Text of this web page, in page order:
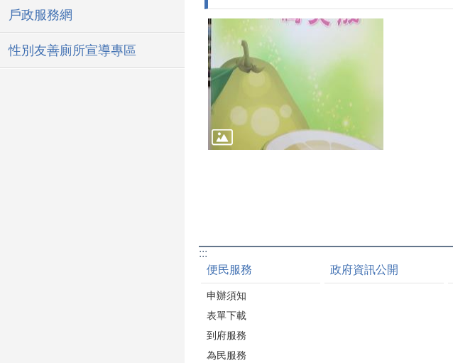
戶政服務網
性別友善廁所宣導專區
:::
便民服務
申辦須知
表單下載
到府服務
為民服務
政府資訊公開